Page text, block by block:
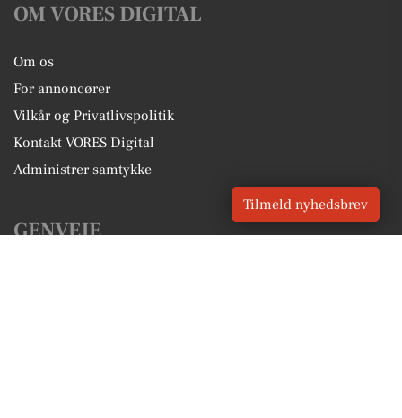
OM VORES DIGITAL
Om os
For annoncører
Vilkår og Privatlivspolitik
Kontakt VORES Digital
Administrer samtykke
GENVEJE
Tilmeld nyhedsbrev